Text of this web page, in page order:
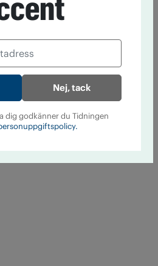
Nej, tack
dig godkänner du Tidningen